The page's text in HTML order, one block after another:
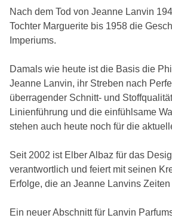
Nach dem Tod von Jeanne Lanvin
Tochter Marguerite bis 1958 die
Imperiums.
Damals wie heute ist die Basis die
Jeanne Lanvin, ihr Streben nach
überragender Schnitt- und
Linienführung und die einfühlsame
stehen auch heute noch für die
Seit 2002 ist Elber Albaz für das
verantwortlich und feiert mit seinen
Erfolge, die an Jeanne Lanvins
Ein neuer Abschnitt für Lanvin